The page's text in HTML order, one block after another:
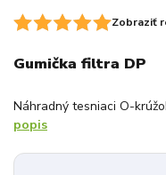
Zobraziť
Gumička filtra DP
Náhradný tesniaci O-
popis